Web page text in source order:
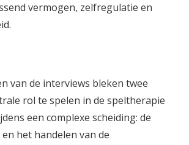
vermogen, zelfregulatie en
van de interviews bleken twee
rol te spelen in de speltherapie
een complexe scheiding: de
het handelen van de